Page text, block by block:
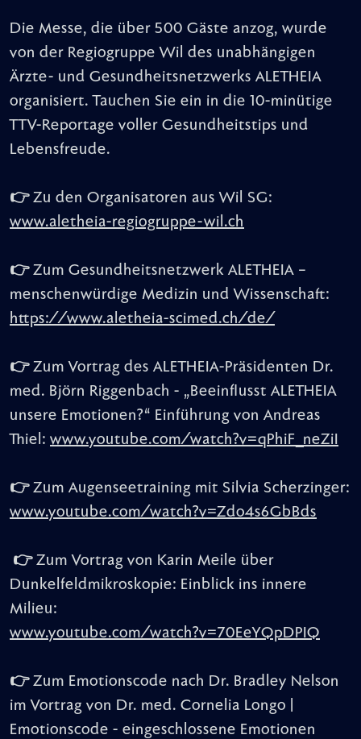
Die Messe, die über 500 Gäste anzog, wurde
von der Regiogruppe Wil des unabhängigen
Ärzte- und Gesundheitsnetzwerks ALETHEIA
organisiert. Tauchen Sie ein in die 10-minütige
TTV-Reportage voller Gesundheitstips und
Lebensfreude.
👉 Zu den Organisatoren aus Wil SG:
www.aletheia-regiogruppe-wil.ch
👉 Zum Gesundheitsnetzwerk ALETHEIA –
menschenwürdige Medizin und Wissenschaft:
https://www.aletheia-scimed.ch/de/
👉 Zum Vortrag des ALETHEIA-Präsidenten Dr.
med. Björn Riggenbach - „Beeinflusst ALETHEIA
unsere Emotionen?“ Einführung von Andreas
Thiel: www.youtube.com/watch?v=qPhiF_neZiI
👉 Zum Augenseetraining mit Silvia Scherzinger:
www.youtube.com/watch?v=Zdo4s6GbBds
👉 Zum Vortrag von Karin Meile über
Dunkelfeldmikroskopie: Einblick ins innere
Milieu:
www.youtube.com/watch?v=70EeYQpDPIQ
👉 Zum Emotionscode nach Dr. Bradley Nelson
im Vortrag von Dr. med. Cornelia Longo |
Emotionscode - eingeschlossene Emotionen